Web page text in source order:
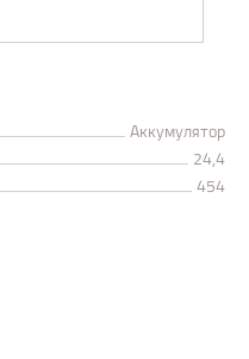
Аккумулятор
24,4
454